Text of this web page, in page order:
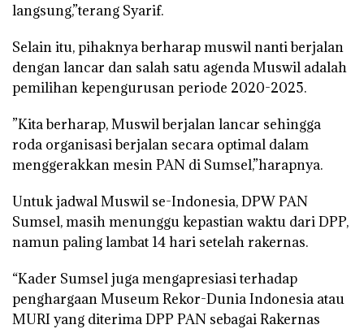
langsung,”terang Syarif.
Selain itu, pihaknya berharap muswil nanti berjalan
dengan lancar dan salah satu agenda Muswil adalah
pemilihan kepengurusan periode 2020-2025.
”Kitaberharap, Muswil berjalan lancar sehingga
roda organisasi berjalan secara optimal dalam
menggerakkan mesin PAN di Sumsel,”harapnya.
Untuk jadwal Muswil se-Indonesia, DPW PAN
Sumsel, masih menunggu kepastian waktu dari DPP,
namun paling lambat 14 hari setelah rakernas.
“Kader Sumsel juga mengapresiasi terhadap
penghargaan Museum Rekor-Dunia Indonesia atau
MURI yang diterima DPP PAN sebagai Rakernas